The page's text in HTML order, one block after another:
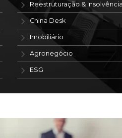
Reestruturação & Insolvência
China Desk
Imobiliário
Agronegócio
ESG